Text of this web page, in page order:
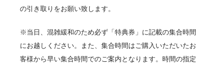
の引き取りをお願い致します。
※当日、混雑緩和のため必ず「特典券」に記載の集合時間
にお越しください。また、集合時間はご購入いただいたお
客様から早い集合時間でのご案内となります。時間の指定